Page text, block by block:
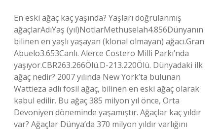
En eski ağaç kaç yaşında? Yaşları doğrulanmış
ağaçlarAdıYaş (yıl)NotlarMethuselah4.856Dünyanın
bilinen en yaşlı yaşayan (klonal olmayan) ağacı.Gran
Abuelo3.653Canlı. Alerce Costero Milli Parkı’nda
yaşıyor.CBR263.266Ölü.D-213.220Ölü. Dünyadaki ilk
ağaç nedir? 2007 yılında New York’ta bulunan
Wattieza adlı fosil ağaç, bilinen en eski ağaç olarak
kabul edilir. Bu ağaç 385 milyon yıl önce, Orta
Devoniyen döneminde yaşamıştır. Ağaçlar kaç yıldır
var? Ağaçlar Dünya’da 370 milyon yıldır varlığını